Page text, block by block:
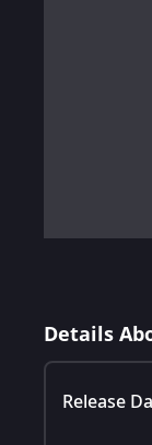
Details
Release